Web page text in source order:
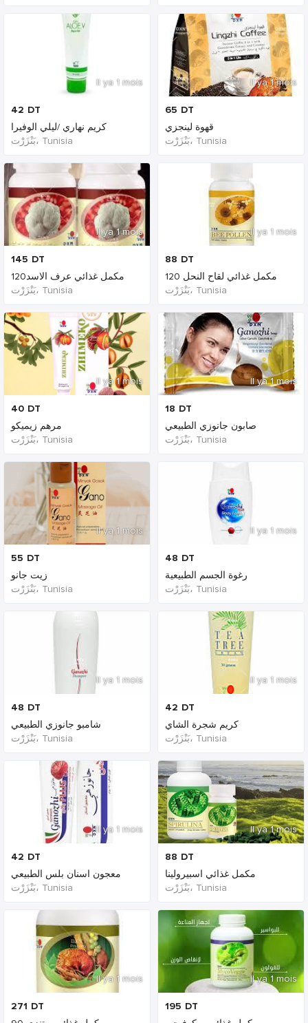
Il ya 1 mois
42 DT
كريم نهاري /ليلي الوفيرا
بَنْزَرْت‎، Tunisia
Il ya 1 mois
145 DT
مكمل غذائي عرف الاسد120
بَنْزَرْت‎، Tunisia
Il ya 1 mois
40 DT
مرهم زيميكو
بَنْزَرْت‎، Tunisia
Il ya 1 mois
55 DT
زيت جانو
بَنْزَرْت‎، Tunisia
Il ya 1 mois
48 DT
شامبو جانوزي الطبيعي
بَنْزَرْت‎، Tunisia
Il ya 1 mois
42 DT
معجون اسنان بلس الطبيعي
بَنْزَرْت‎، Tunisia
Il ya 1 mois
271 DT
Il ya 1 mois
65 DT
قهوة لينجزي
بَنْزَرْت‎، Tunisia
Il ya 1 mois
88 DT
مكمل غذائي لقاح النحل 120
بَنْزَرْت‎، Tunisia
Il ya 1 mois
18 DT
صابون جانوزي الطبيعي
بَنْزَرْت‎، Tunisia
Il ya 1 mois
48 DT
رغوة الجسم الطبيعية
بَنْزَرْت‎، Tunisia
Il ya 1 mois
42 DT
كريم شجرة الشاي
بَنْزَرْت‎، Tunisia
Il ya 1 mois
88 DT
مكمل غذائي اسبيرولينا
بَنْزَرْت‎، Tunisia
Il ya 1 mois
195 DT